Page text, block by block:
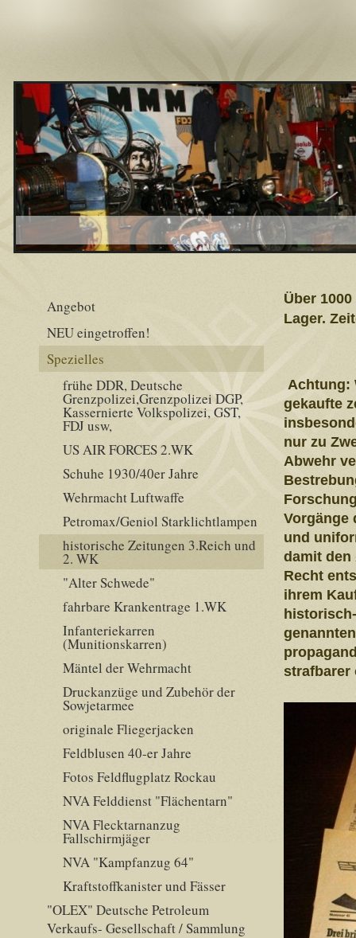
Über
Lager.
Achtung:
gekaufte
nur zu
Abwehr
Vorgänge
und
damit den
Recht
ihrem
strafbarer
Angebot
NEU eingetroffen!
Spezielles
frühe DDR, Deutsche
Grenzpolizei,Grenzpolizei DGP,
Kassernierte Volkspolizei, GST,
FDJ usw,
US AIR FORCES 2.WK
Schuhe 1930/40er Jahre
Wehrmacht Luftwaffe
Petromax/Geniol Starklichtlampen
historische Zeitungen 3.Reich und
2. WK
"Alter Schwede"
fahrbare Krankentrage 1.WK
Infanteriekarren
(Munitionskarren)
Mäntel der Wehrmacht
Druckanzüge und Zubehör der
Sowjetarmee
originale Fliegerjacken
Feldblusen 40-er Jahre
Fotos Feldflugplatz Rockau
NVA Felddienst "Flächentarn"
NVA Flecktarnanzug
Fallschirmjäger
NVA "Kampfanzug 64"
Kraftstoffkanister und Fässer
"OLEX" Deutsche Petroleum
Verkaufs- Gesellschaft / Sammlung